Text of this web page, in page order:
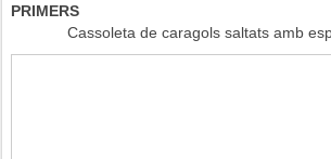
PRIMERS
Cassoleta de caragols saltats amb